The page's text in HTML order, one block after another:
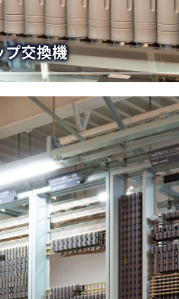
プ交換機